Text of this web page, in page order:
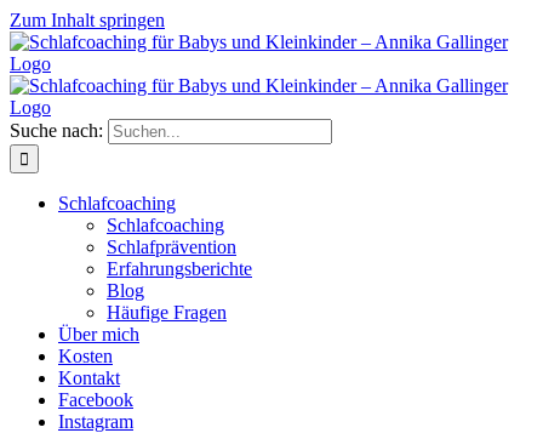
Zum Inhalt springen
Suche nach:
Schlafcoaching
Schlafcoaching
Schlafprävention
Erfahrungsberichte
Blog
Häufige Fragen
Über mich
Kosten
Kontakt
Facebook
Instagram